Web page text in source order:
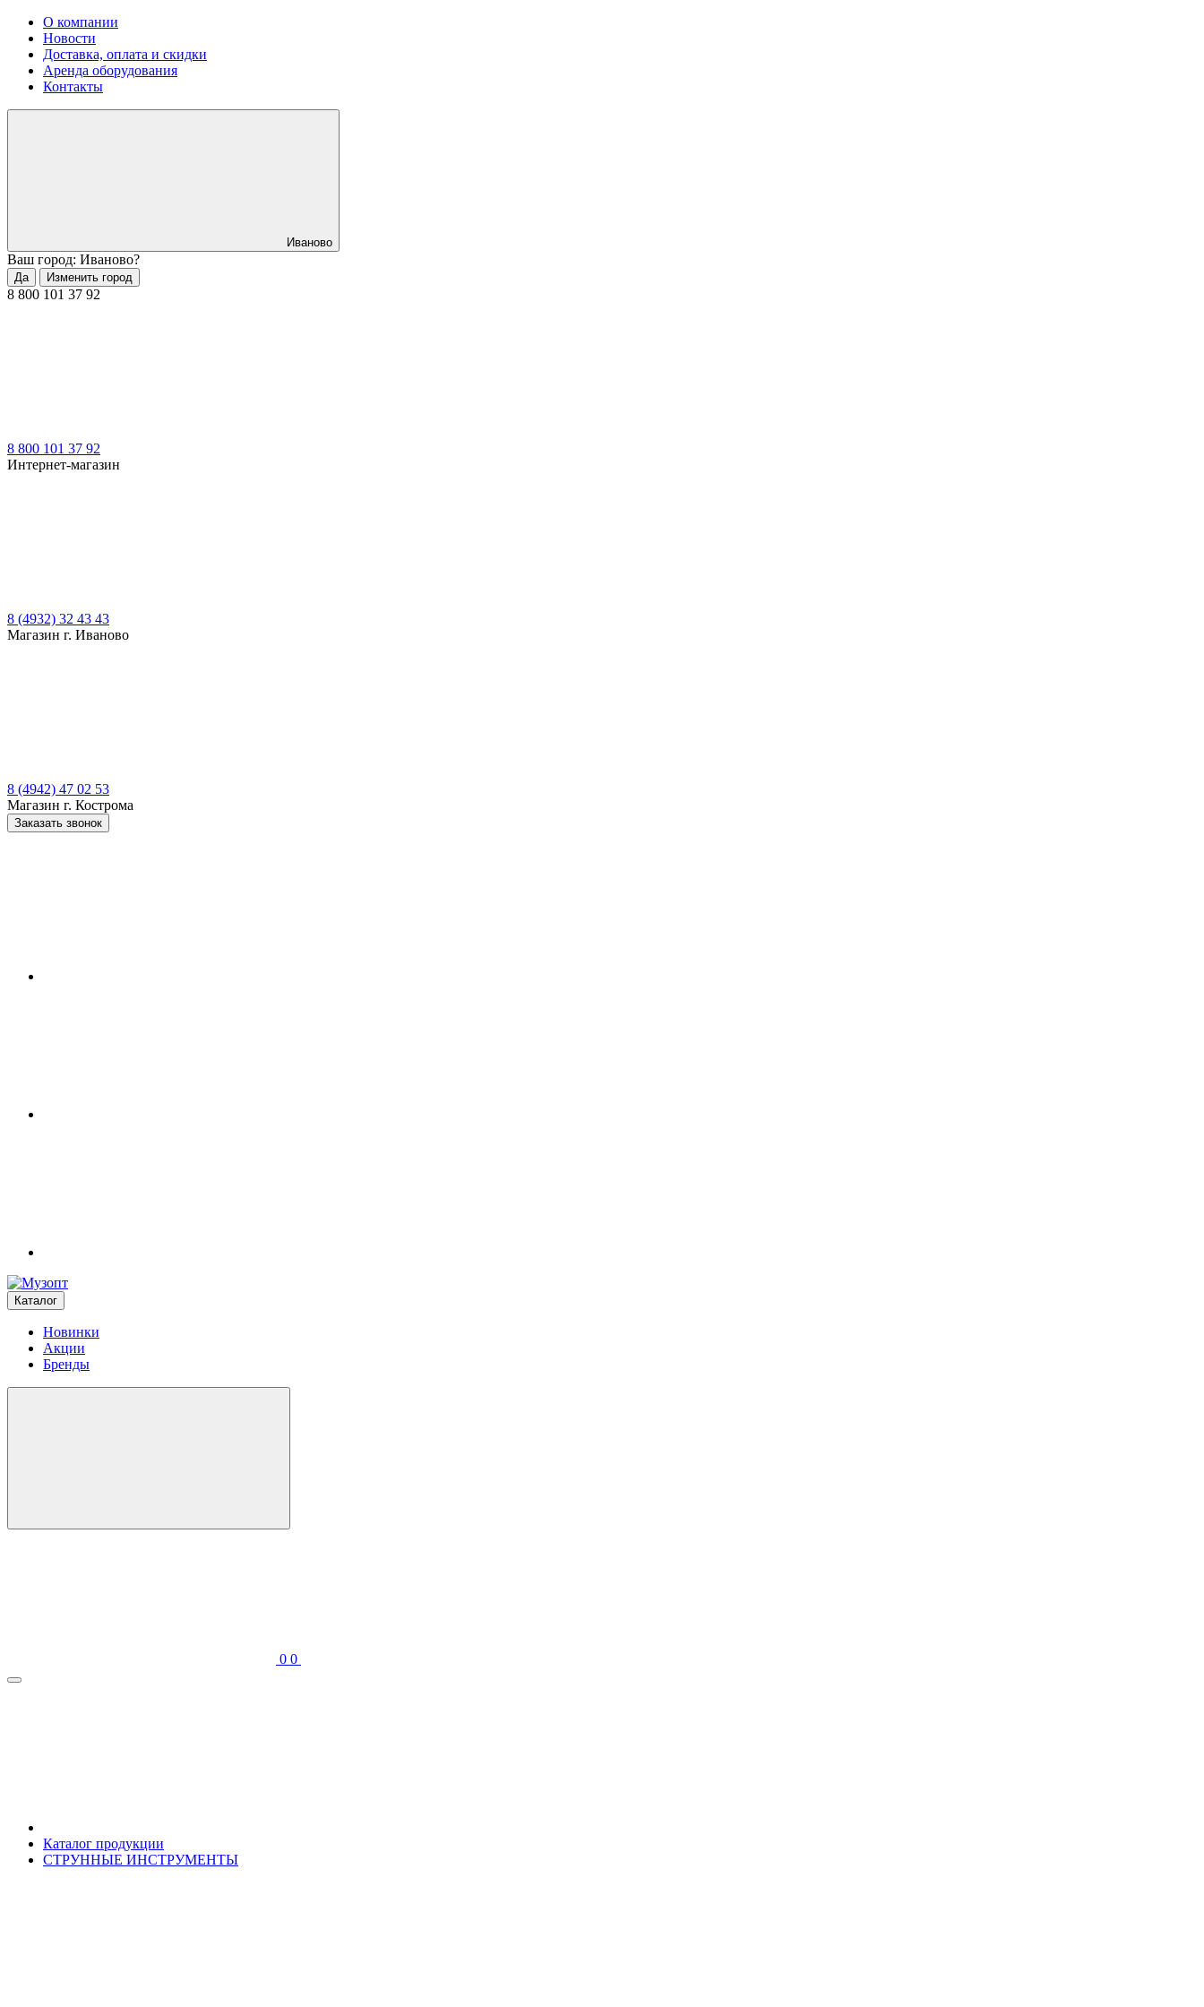
О компании
Новости
Доставка, оплата и скидки
Аренда оборудования
Контакты
Иваново
Ваш город: Иваново?
Да Изменить город
8 800 101 37 92
8 800 101 37 92
Интернет-магазин
8 (4932) 32 43 43
Магазин г. Иваново
8 (4942) 47 02 53
Магазин г. Кострома
Заказать звонок
Каталог
Новинки
Акции
Бренды
0 0
Каталог продукции
СТРУННЫЕ ИНСТРУМЕНТЫ